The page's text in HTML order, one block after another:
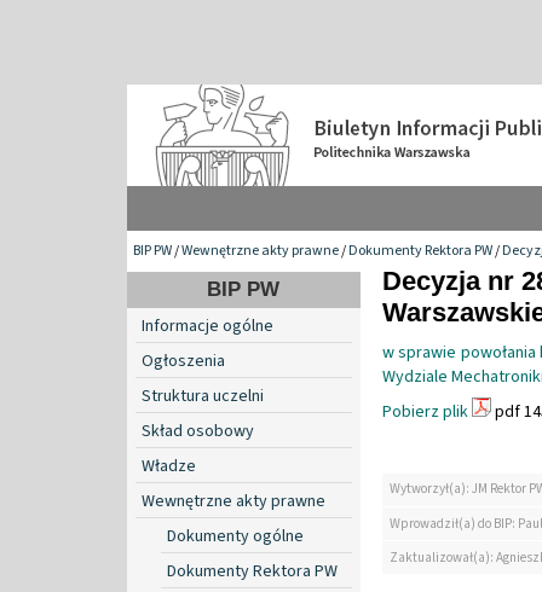
BIP PW/Wewnętrzne akty prawne/Dokumenty Rektora PW/
BIP PW
Informacje ogólne
Ogłoszenia
Struktura uczelni
Skład osobowy
Władze
Wewnętrzne akty prawne
Dokumenty ogólne
Dokumenty Rektora PW
Decyzja nr
w sprawie
Wydziale
Pobierz plik
pdf
Wytworzył(a): JM Rektor
Wprowadził(a) do BIP:
Zaktualizował(a):